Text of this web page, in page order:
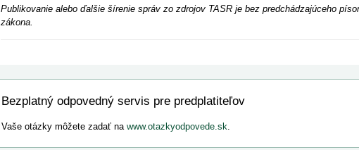
Publikovanie alebo ďalšie šírenie správ zo zdrojov TASR je bez predchádzajúceho
zákona.
Bezplatný odpovedný servis pre predplatiteľov
Vaše otázky môžete zadať na www.otazkyodpovede.sk.